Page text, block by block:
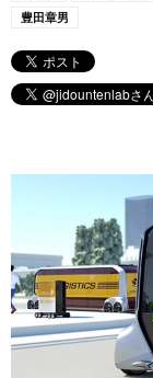
豊田章男